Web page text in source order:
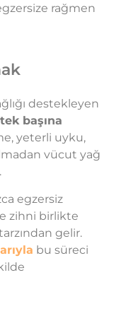
rağmen
destekleyen
tek başına
yeterli uyku,
vücut yağ
egzersiz
zihni birlikte
gelir.
bu süreci